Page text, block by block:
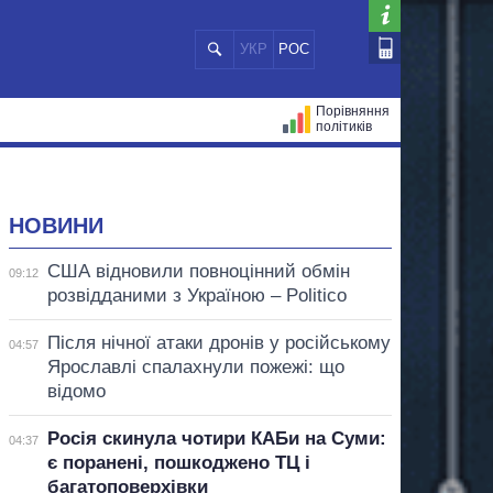
УКР РОС
Порівняння
політиків
НОВИНИ
09:12
США відновили повноцінний обмін
розвідданими з Україною – Politico
04:57
Після нічної атаки дронів у російському
Ярославлі спалахнули пожежі: що
відомо
04:37
Росія скинула чотири КАБи на Суми:
є поранені, пошкоджено ТЦ і
багатоповерхівки